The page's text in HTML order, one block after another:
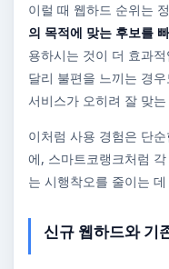
이럴 때 웹하드 순위는
의 목적에 맞는 후보를
용하시는 것이 더 효과
달리 불편을 느끼는 경
서비스가 오히려 잘 맞
이처럼 사용 경험은 단
에, 스마트코랭크처럼
는 시행착오를 줄이는
신규 웹하드와 기